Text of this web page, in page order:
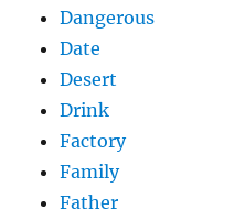
Dangerous
Date
Desert
Drink
Factory
Family
Father